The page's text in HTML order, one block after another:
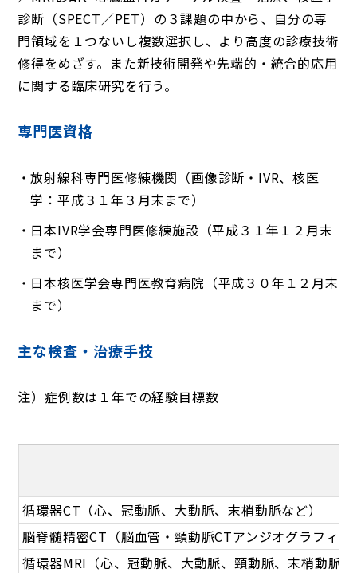
診断（SPECT／PET）の３課題の中から、自分の専
門領域を１つないし複数選択し、より高度の診療技術
修得をめざす。また新技術開発や先端的・統合的応用
に関する臨床研究を行う。
専門医資格
放射線科専門医修練機関（画像診断・IVR、核医
学：平成３１年３月末まで）
日本IVR学会専門医修練施設（平成３１年１２月末
まで）
日本核医学会専門医教育病院（平成３０年１２月末
まで）
主な検査・治療手技
注）症例数は１年での経験目標数
循環器CT（心、冠動脈、大動脈、末梢動脈など）
脳脊髄精密CT（脳血管・頸動脈CTアンジオグラフィな
循環器MRI（心、冠動脈、大動脈、頸動脈、末梢動脈